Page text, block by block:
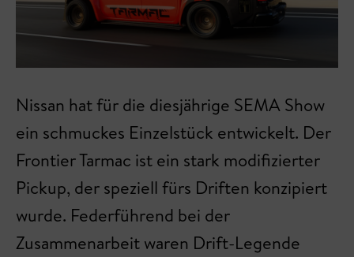
Nissan hat für die diesjährige SEMA Show
ein schmuckes Einzelstück entwickelt. Der
Frontier Tarmac ist ein stark modifizierter
Pickup, der speziell fürs Driften konzipiert
wurde. Federführend bei der
Zusammenarbeit waren Drift-Legende